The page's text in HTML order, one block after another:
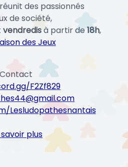
des passionnés
de société,
vendredisà partir de18h,
des Jeux
Contact
F2Zf829
Lesludopathesnantais
savoir plus